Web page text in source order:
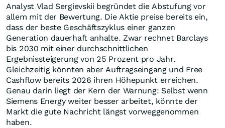
Analyst Vlad Sergievskii begründet die Abstufung vor
allem mit der Bewertung. Die Aktie preise bereits ein,
dass der beste Geschäftszyklus einer ganzen
Generation dauerhaft anhalte. Zwar rechnet Barclays
bis 2030 mit einer durchschnittlichen
Ergebnissteigerung von 25 Prozent pro Jahr.
Gleichzeitig könnten aber Auftragseingang und Free
Cashflow bereits 2026 ihren Höhepunkt erreichen.
Genau darin liegt der Kern der Warnung: Selbst wenn
Siemens Energy weiter besser arbeitet, könnte der
Markt die gute Nachricht längst vorweggenommen
haben.